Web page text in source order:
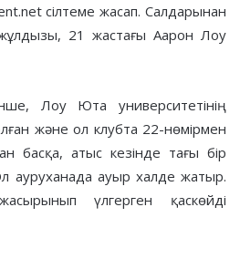
сілтеме жасап. Салдарынан
21 жастағы Аарон Лоу
Лоу Юта университетінің
және ол клубта 22-нөмірмен
басқа, атыс кезінде тағы бір
ауруханада ауыр халде жатыр.
үлгерген қаскөйді